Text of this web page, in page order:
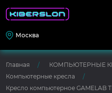
Москва
Главная
КОМПЬЮТЕРНЫЕ
Компьютерные кресла
Кресло компьютерное GAMELAB